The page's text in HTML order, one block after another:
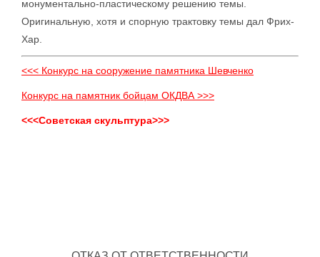
монументально-пластическому решению темы.
Оригинальную, хотя и спорную трактовку темы дал Фрих-
Хар.
<<< Конкурс на сооружение памятника Шевченко
Конкурс на памятник бойцам ОКДВА >>>
<<<Советская скульптура>>>